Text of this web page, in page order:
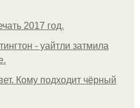
2017 год.
- уайтли затмила
Кому подходит чёрный